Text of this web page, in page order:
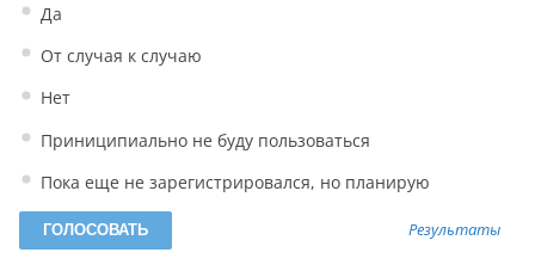
Да
От случая к случаю
Нет
Приниципиально не буду пользоваться
Пока еще не зарегистрировался, но планирую
Результаты